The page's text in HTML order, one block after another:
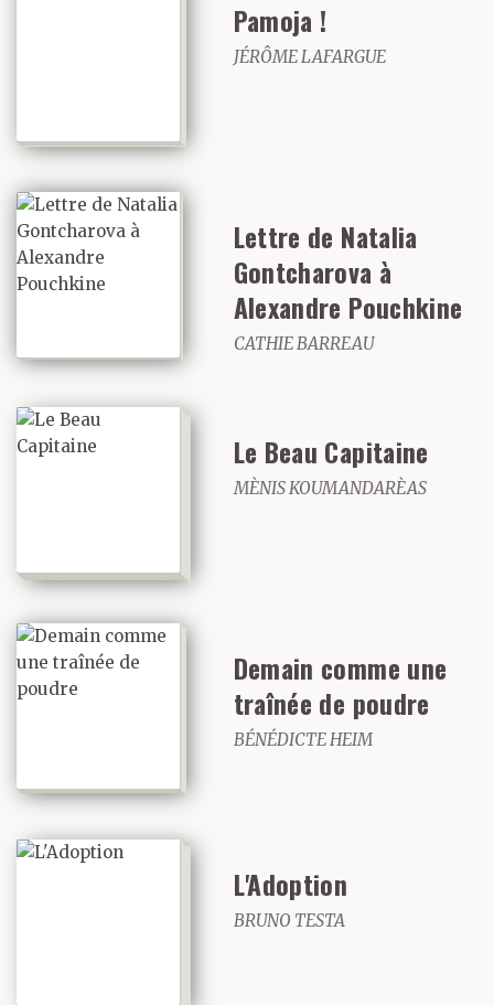
Pamoja !
JÉRÔME LAFARGUE
Lettre de Natalia
Gontcharova à
Alexandre Pouchkine
CATHIE BARREAU
Le Beau Capitaine
MÈNIS KOUMANDARÈAS
Demain comme une
traînée de poudre
BÉNÉDICTE HEIM
L'Adoption
BRUNO TESTA